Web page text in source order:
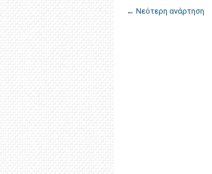
← Νεότερη ανάρτηση